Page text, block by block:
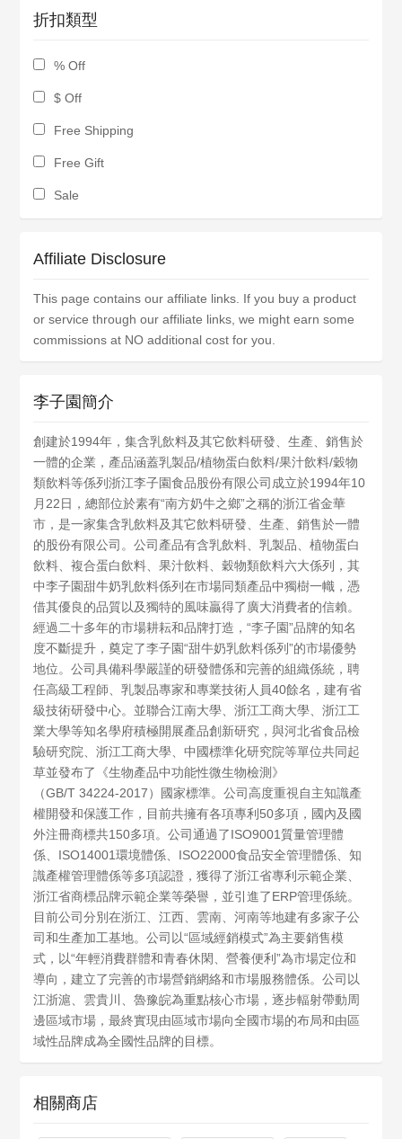
折扣類型
% Off
$ Off
Free Shipping
Free Gift
Sale
Affiliate Disclosure
This page contains our affiliate links. If you buy a product
or service through our affiliate links, we might earn some
commissions at NO additional cost for you.
李子園簡介
創建於1994年，集含乳飲料及其它飲料研發、生產、銷售於
一體的企業，產品涵蓋乳製品/植物蛋白飲料/果汁飲料/穀物
類飲料等係列浙江李子園食品股份有限公司成立於1994年10
月22日，總部位於素有“南方奶牛之鄉”之稱的浙江省金華
市，是一家集含乳飲料及其它飲料研發、生產、銷售於一體
的股份有限公司。公司產品有含乳飲料、乳製品、植物蛋白
飲料、複合蛋白飲料、果汁飲料、穀物類飲料六大係列，其
中李子園甜牛奶乳飲料係列在市場同類產品中獨樹一幟，憑
借其優良的品質以及獨特的風味贏得了廣大消費者的信賴。
經過二十多年的市場耕耘和品牌打造，“李子園”品牌的知名
度不斷提升，奠定了李子園“甜牛奶乳飲料係列”的市場優勢
地位。公司具備科學嚴謹的研發體係和完善的組織係統，聘
任高級工程師、乳製品專家和專業技術人員40餘名，建有省
級技術研發中心。並聯合江南大學、浙江工商大學、浙江工
業大學等知名學府積極開展產品創新研究，與河北省食品檢
驗研究院、浙江工商大學、中國標準化研究院等單位共同起
草並發布了《生物產品中功能性微生物檢測》
（GB/T 34224-2017）國家標準。公司高度重視自主知識產
權開發和保護工作，目前共擁有各項專利50多項，國內及國
外注冊商標共150多項。公司通過了ISO9001質量管理體
係、ISO14001環境體係、ISO22000食品安全管理體係、知
識產權管理體係等多項認證，獲得了浙江省專利示範企業、
浙江省商標品牌示範企業等榮譽，並引進了ERP管理係統。
目前公司分別在浙江、江西、雲南、河南等地建有多家子公
司和生產加工基地。公司以“區域經銷模式”為主要銷售模
式，以“年輕消費群體和青春休閑、營養便利”為市場定位和
導向，建立了完善的市場營銷網絡和市場服務體係。公司以
江浙滬、雲貴川、魯豫皖為重點核心市場，逐步輻射帶動周
邊區域市場，最終實現由區域市場向全國市場的布局和由區
域性品牌成為全國性品牌的目標。
相關商店